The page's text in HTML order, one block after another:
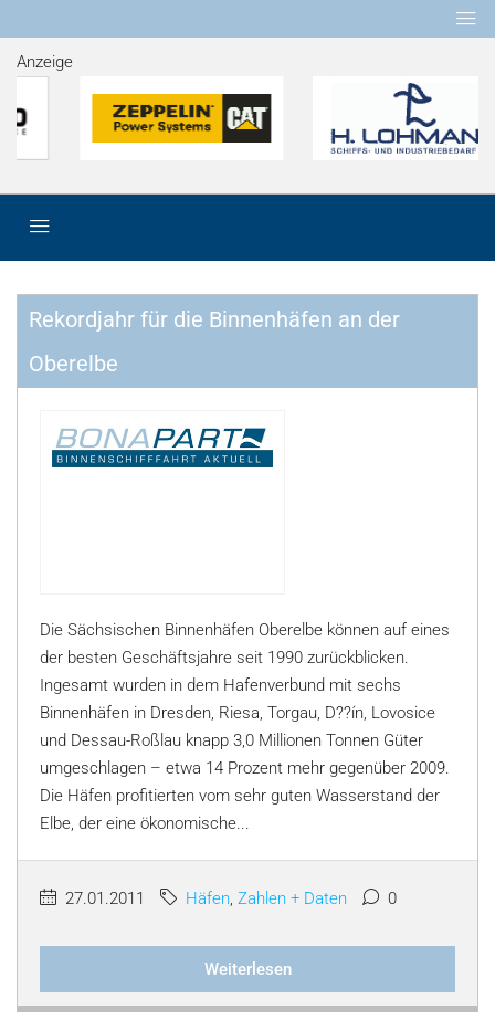
Anzeige
Rekordjahr für die Binnenhäfen an der
Oberelbe
Die Sächsischen Binnenhäfen Oberelbe können auf eines
der besten Geschäftsjahre seit 1990 zurückblicken.
Ingesamt wurden in dem Hafenverbund mit sechs
Binnenhäfen in Dresden, Riesa, Torgau, D??ín, Lovosice
und Dessau-Roßlau knapp 3,0 Millionen Tonnen Güter
umgeschlagen – etwa 14 Prozent mehr gegenüber 2009.
Die Häfen profitierten vom sehr guten Wasserstand der
Elbe, der eine ökonomische...
27.01.2011 Häfen, Zahlen + Daten 0
Weiterlesen